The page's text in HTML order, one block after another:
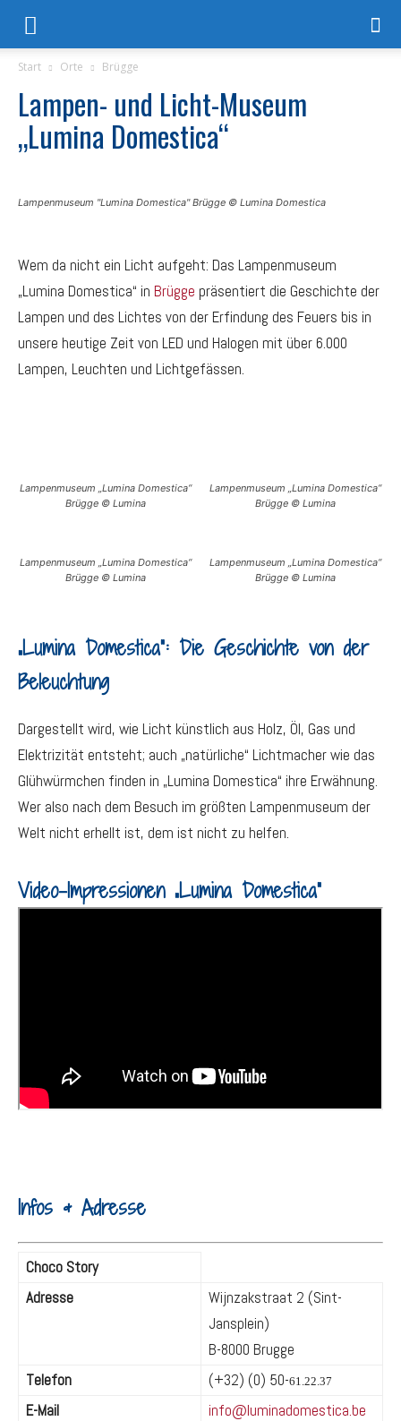
Start Orte Brügge
Lampen- und Licht-Museum
„Lumina Domestica“
Lampenmuseum "Lumina Domestica" Brügge © Lumina Domestica
Wem da nicht ein Licht aufgeht: Das Lampenmuseum
„Lumina Domestica“ in Brügge präsentiert die Geschichte der
Lampen und des Lichtes von der Erfindung des Feuers bis in
unsere heutige Zeit von LED und Halogen mit über 6.000
Lampen, Leuchten und Lichtgefässen.
Lampenmuseum „Lumina Domestica“
Brügge © Lumina
Lampenmuseum „Lumina Domestica“
Brügge © Lumina
Lampenmuseum „Lumina Domestica“
Brügge © Lumina
Lampenmuseum „Lumina Domestica“
Brügge © Lumina
„Lumina Domestica“: Die Geschichte von der
Beleuchtung
Dargestellt wird, wie Licht künstlich aus Holz, Öl, Gas und
Elektrizität entsteht; auch „natürliche“ Lichtmacher wie das
Glühwürmchen finden in „Lumina Domestica“ ihre Erwähnung.
Wer also nach dem Besuch im größten Lampenmuseum der
Welt nicht erhellt ist, dem ist nicht zu helfen.
Video-Impressionen „Lumina Domestica“
Infos & Adresse
Choco Story
Adresse
Wijnzakstraat 2 (Sint-
Jansplein)
B-8000 Brugge
Telefon
(+32) (0) 50-61.22.37
E-Mail
info@luminadomestica.be